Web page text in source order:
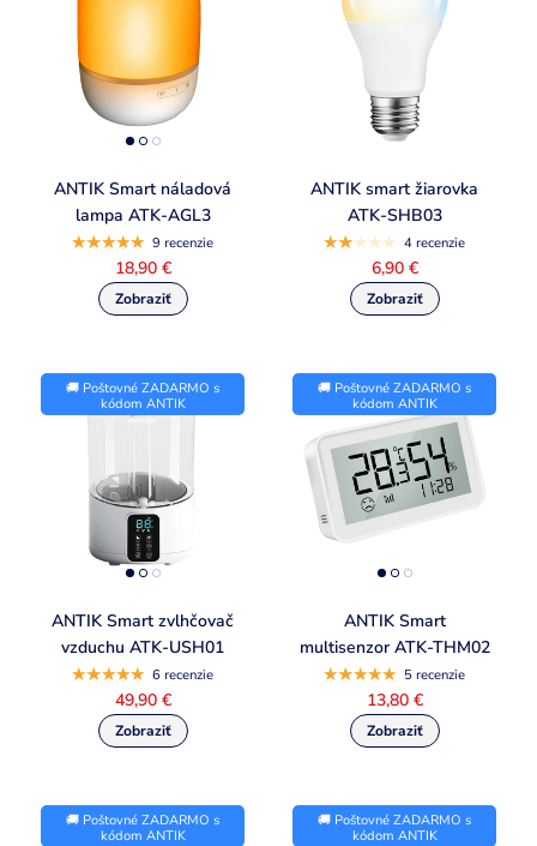
ANTIK Smart náladová
lampa ATK-AGL3
9 recenzie
18,90 €
ANTIK smart žiarovka
ATK-SHB03
4 recenzie
6,90 €
🚚 Poštovné ZADARMO s
kódom ANTIK
ANTIK Smart zvlhčovač
vzduchu ATK-USH01
6 recenzie
49,90 €
🚚 Poštovné ZADARMO s
kódom ANTIK
ANTIK Smart
multisenzor ATK-THM02
5 recenzie
13,80 €
🚚 Poštovné ZADARMO s
kódom ANTIK
🚚 Poštovné ZADARMO s
kódom ANTIK